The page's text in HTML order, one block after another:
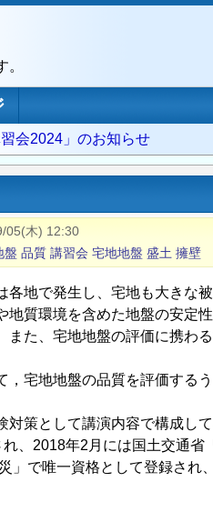
会2024」のお知らせ
05(木) 12:30
盤 品質 講習会 宅地地盤 盛土 擁壁
地で発生し、宅地も大きな被
質環境を含めた地盤の安定
た、宅地地盤の評価に携わ
宅地地盤の品質を評価する
策として講演内容で構成して
、2018年2月には国土交通
」で唯一資格として登録され